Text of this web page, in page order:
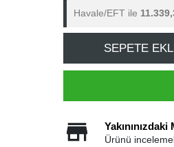
Havale/EFT ile
SEPETE
Ürünü